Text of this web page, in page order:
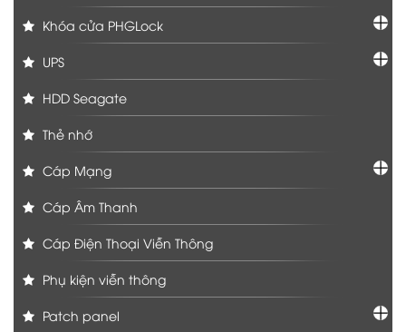
Khóa cửa PHGLock
UPS
HDD Seagate
Thẻ nhớ
Cáp Mạng
Cáp Âm Thanh
Cáp Điện Thoại Viễn Thông
Phụ kiện viễn thông
Patch panel